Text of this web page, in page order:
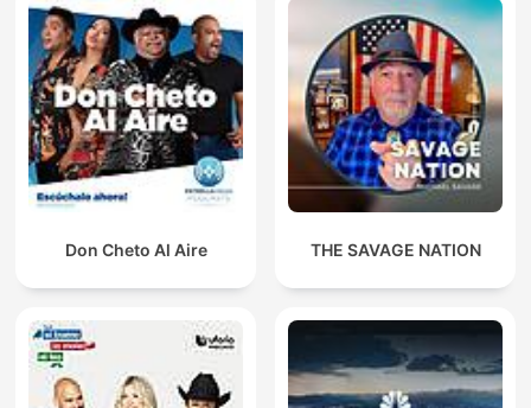
Don Cheto Al Aire THE SAVAGE NATION